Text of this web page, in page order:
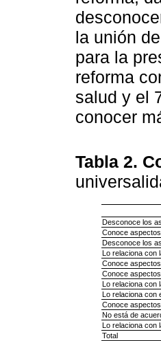
la unión
para la
reforma
salud y el
conocer
Tabla 2.
Desconoce los
Conoce
Desconoce los
Lo relaciona con
Conoce
Conoce
Lo relaciona con
Lo relaciona con
Conoce
No está de
Lo relaciona con
Total